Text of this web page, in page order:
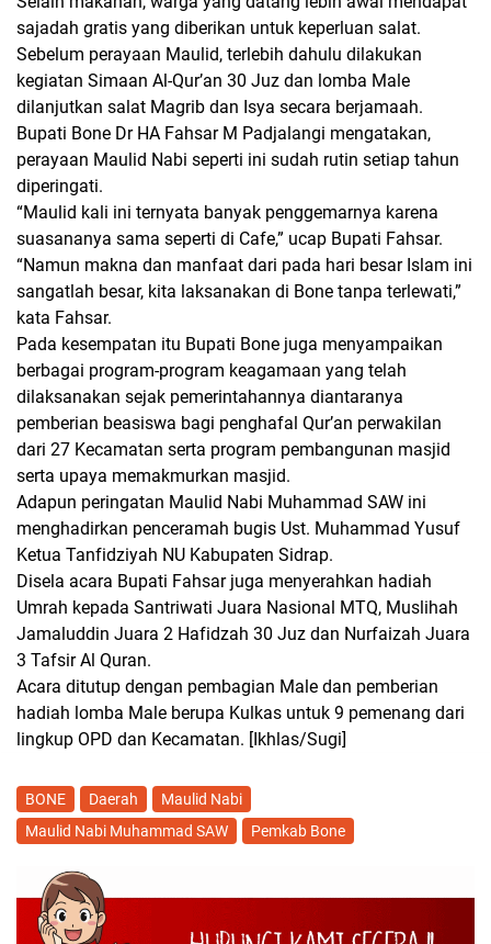
sajadah gratis yang diberikan untuk keperluan salat.
Sebelum perayaan Maulid, terlebih dahulu dilakukan
kegiatan Simaan Al-Qur’an 30 Juz dan lomba Male
dilanjutkan salat Magrib dan Isya secara berjamaah.
Bupati Bone Dr HA Fahsar M Padjalangi mengatakan,
perayaan Maulid Nabi seperti ini sudah rutin setiap tahun
diperingati.
“Maulid kali ini ternyata banyak penggemarnya karena
suasananya sama seperti di Cafe,” ucap Bupati Fahsar.
“Namun makna dan manfaat dari pada hari besar Islam ini
sangatlah besar, kita laksanakan di Bone tanpa terlewati,”
kata Fahsar.
Pada kesempatan itu Bupati Bone juga menyampaikan
berbagai program-program keagamaan yang telah
dilaksanakan sejak pemerintahannya diantaranya
pemberian beasiswa bagi penghafal Qur’an perwakilan
dari 27 Kecamatan serta program pembangunan masjid
serta upaya memakmurkan masjid.
Adapun peringatan Maulid Nabi Muhammad SAW ini
menghadirkan penceramah bugis Ust. Muhammad Yusuf
Ketua Tanfidziyah NU Kabupaten Sidrap.
Disela acara Bupati Fahsar juga menyerahkan hadiah
Umrah kepada Santriwati Juara Nasional MTQ, Muslihah
Jamaluddin Juara 2 Hafidzah 30 Juz dan Nurfaizah Juara
3 Tafsir Al Quran.
Acara ditutup dengan pembagian Male dan pemberian
hadiah lomba Male berupa Kulkas untuk 9 pemenang dari
lingkup OPD dan Kecamatan. [Ikhlas/Sugi]
BONE Daerah
Maulid Nabi
Maulid Nabi Muhammad SAW
Pemkab Bone